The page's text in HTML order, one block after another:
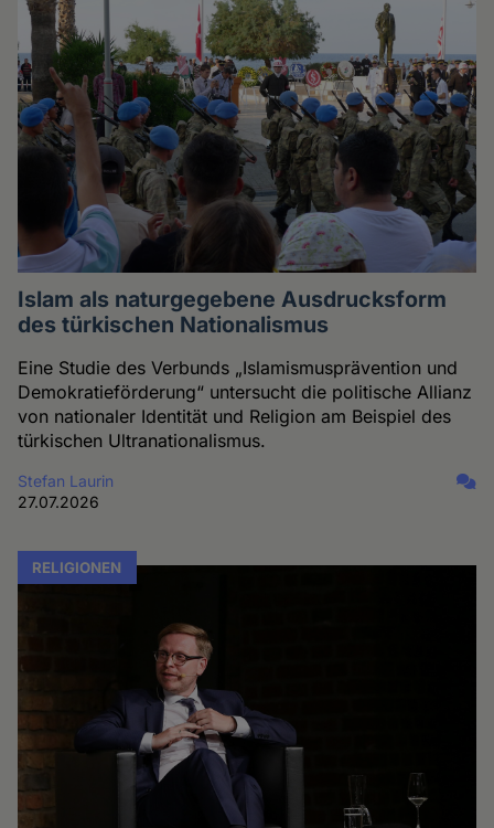
Islam als naturgegebene Ausdrucksform
des türkischen Nationalismus
Eine Studie des Verbunds „Islamismusprävention und
Demokratieförderung“ untersucht die politische Allianz
von nationaler Identität und Religion am Beispiel des
türkischen Ultranationalismus.
Stefan Laurin
27.07.2026
RELIGIONEN